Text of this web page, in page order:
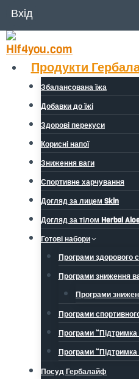
Перейти
до
вмісту
Вхід
Продукти
Збалансована їжа
Добавки до їжі
Здорові перекуси
Корисні напої
Зниження ваги
Спортивне харчування
Догляд за лицем Skin
Догляд за тілом Herbal
Готові набори
Програми здорового
Програми зниження
Програми
Програми
Програми “Підтримка
Програми “Підтримка
Посуд Гербалайф